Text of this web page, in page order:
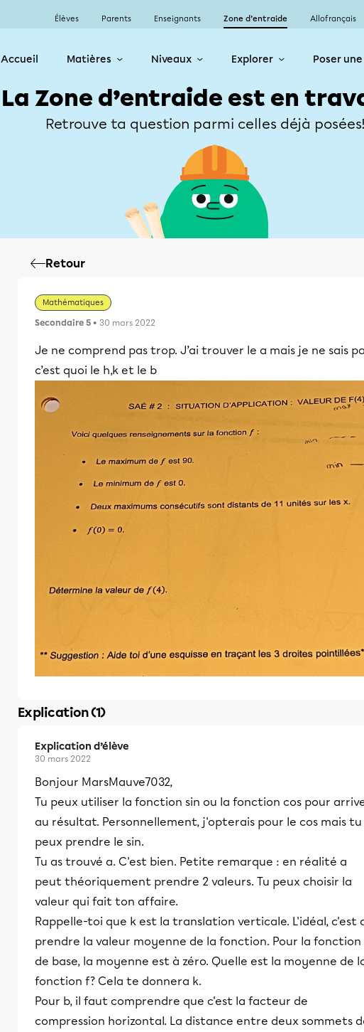
Élèves Parents Enseignants Zone d’entraide Allofrançais
Accueil Matières Niveaux Explorer Poser
La Zone d’entraide est en
Retrouve ta question parmi celles déjà
Retour
Mathématiques
Secondaire 5 • 30 mars 2022
Je ne comprend pas trop. J’ai trouver le a mais je ne sais
c’est quoi le h,k et le b
Explication (1)
Explication d’élève
30 mars 2022
Bonjour MarsMauve7032,
Tu peux utiliser la fonction sin ou la fonction cos pour
au résultat. Personnellement, j'opterais pour le cos mais tu
peux prendre le sin.
Tu as trouvé a. C'est bien. Petite remarque : en réalité a
peut théoriquement prendre 2 valeurs. Tu peux choisir la
valeur qui fait ton affaire.
Rappelle-toi que k est la translation verticale. L'idéal, c'est
prendre la valeur moyenne de la fonction. Pour la fonction
de base, la moyenne est à zéro. Quelle est la moyenne de
fonction f? Cela te donnera k.
Pour b, il faut comprendre que c'est la facteur de
compression horizontal. La distance entre deux sommets